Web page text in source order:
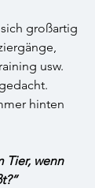
großartig
usw.
hinten
Tier, wenn